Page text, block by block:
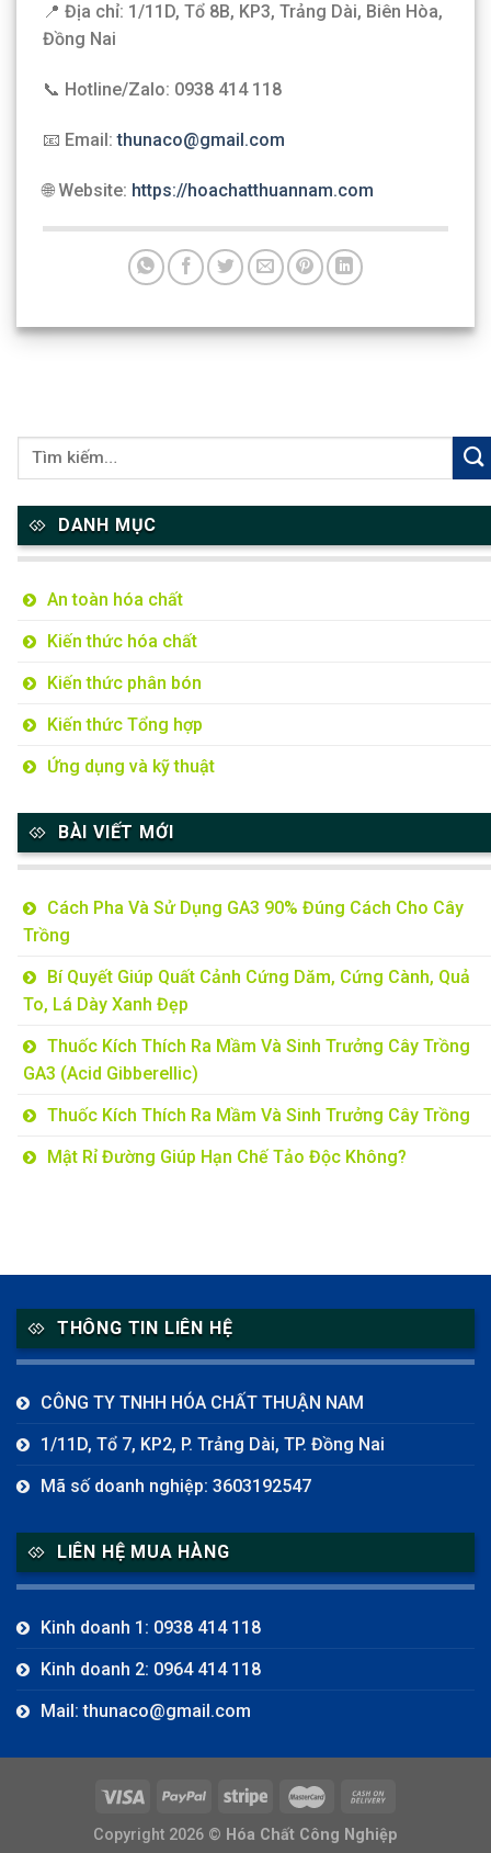
📍 Địa chỉ: 1/11D, Tổ 8B, KP3, Trảng Dài, Biên Hòa,
Đồng Nai
📞 Hotline/Zalo: 0938 414 118
📧 Email:thunaco@gmail.com
🌐 Website: https://hoachatthuannam.com
DANH MỤC
An toàn hóa chất
Kiến thức hóa chất
Kiến thức phân bón
Kiến thức Tổng hợp
Ứng dụng và kỹ thuật
BÀI VIẾT MỚI
Cách Pha Và Sử Dụng GA3 90% Đúng Cách Cho Cây
Trồng
Bí Quyết Giúp Quất Cảnh Cứng Dăm, Cứng Cành, Quả
To, Lá Dày Xanh Đẹp
Thuốc Kích Thích Ra Mầm Và Sinh Trưởng Cây Trồng
GA3 (Acid Gibberellic)
Thuốc Kích Thích Ra Mầm Và Sinh Trưởng Cây Trồng
Mật Rỉ Đường Giúp Hạn Chế Tảo Độc Không?
THÔNG TIN LIÊN HỆ
CÔNG TY TNHH HÓA CHẤT THUẬN NAM
1/11D, Tổ 7, KP2, P. Trảng Dài, TP. Đồng Nai
Mã số doanh nghiệp: 3603192547
LIÊN HỆ MUA HÀNG
Kinh doanh 1: 0938 414 118
Kinh doanh 2: 0964 414 118
Mail: thunaco@gmail.com
Copyright 2026 © Hóa Chất Công Nghiệp